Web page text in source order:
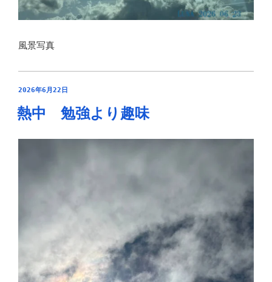
風景写真
投
日:
2026年6月22日
熱中 勉強より趣味